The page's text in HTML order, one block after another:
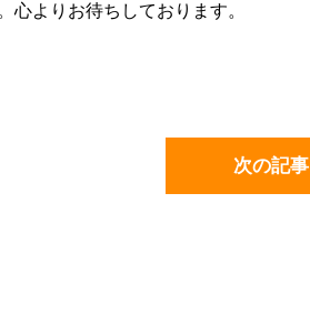
心よりお待ちしております。
次の記事